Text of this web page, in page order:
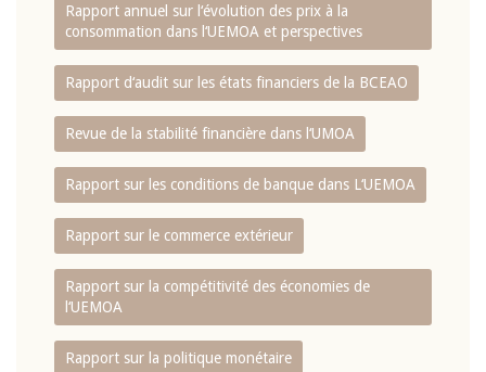
Rapport annuel sur l‘évolution des prix à la
consommation dans l‘UEMOA et perspectives
Rapport d‘audit sur les états financiers de la BCEAO
Revue de la stabilité financière dans l‘UMOA
Rapport sur les conditions de banque dans L‘UEMOA
Rapport sur le commerce extérieur
Rapport sur la compétitivité des économies de
l‘UEMOA
Rapport sur la politique monétaire